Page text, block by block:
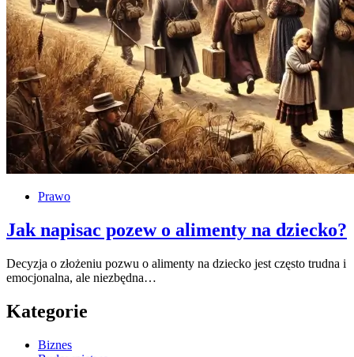
Prawo
Jak napisac pozew o alimenty na dziecko?
Decyzja o złożeniu pozwu o alimenty na dziecko jest często trudna i
emocjonalna, ale niezbędna…
Kategorie
Biznes